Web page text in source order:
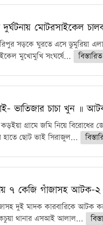
মোটরসাইকেল
সড়কে ঘুরতে এসে ডুমুরিয়া
মুখোমুখি সংঘর্ষে...
বিস্তারিত
ভাতিজার চাচা খুন ॥
গ্রামে জমি নিয়ে বিরোধের
হাতে ছোট ভাই সিরাজুল...
৭ কেজি গাঁজাসহ আটক-২
দুই মাদক কারবারিকে আটক
থানার এসআই আলাল...